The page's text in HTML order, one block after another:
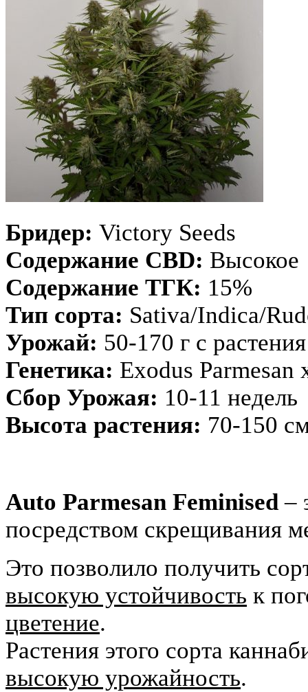
Бридер: Victory Seeds
Содержание CBD: Высокое
Содержание ТГК: 15%
Тип сорта: Sativa/Indica/
Урожай: 50-170 г с растения
Генетика: Exodus Parmesan
Сбор Урожая: 10-11 недель
Высота растения: 70-150
Auto Parmesan Feminised –
посредством скрещивания
Это позволило получить
высокую устойчивость к
цветение.
Растения этого сорта
высокую урожайность.